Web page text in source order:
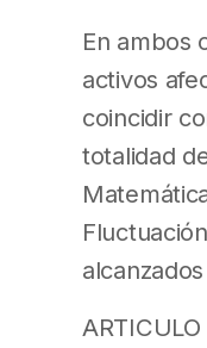
En ambos
activos
coincidir
totalidad